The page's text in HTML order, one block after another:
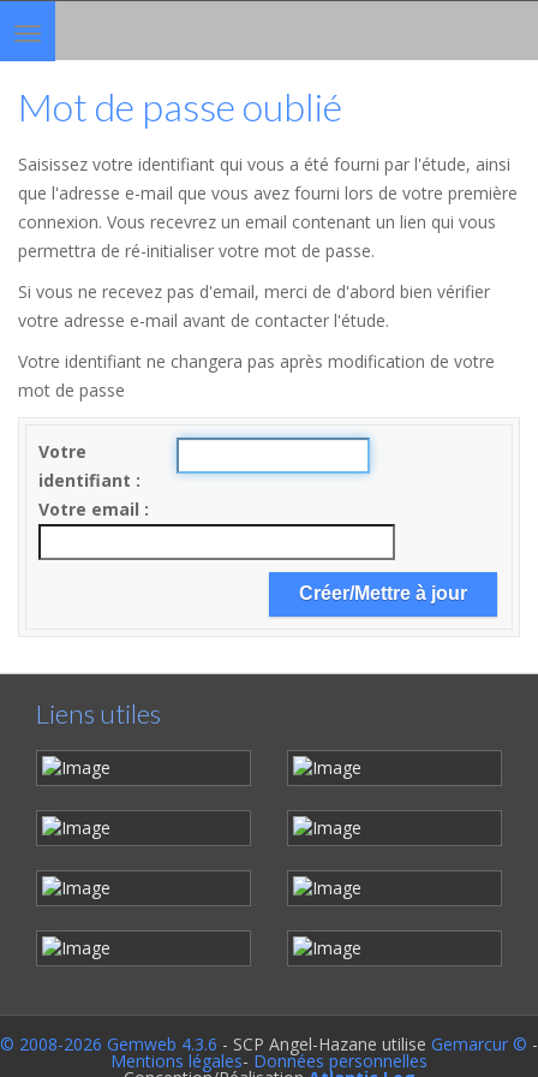
Toggle
navigation
Mot de passe oublié
Saisissez votre identifiant qui vous a été fourni par l'étude, ainsi
que l'adresse e-mail que vous avez fourni lors de votre première
connexion. Vous recevrez un email contenant un lien qui vous
permettra de ré-initialiser votre mot de passe.
Si vous ne recevez pas d'email, merci de d'abord bien vérifier
votre adresse e-mail avant de contacter l'étude.
Votre identifiant ne changera pas après modification de votre
mot de passe
Votre
identifiant
Votre email
Liens utiles
© 2008-2026 Gemweb 4.3.6 - SCP Angel-Hazane utilise Gemarcur © -
Mentions légales- Données personnelles